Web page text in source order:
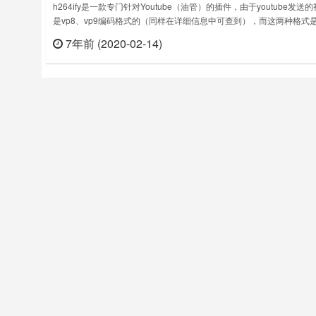
h264ify是一款专门针对Youtube（油管）的插件，由于youtube发送的
是vp8、vp9编码格式的（同样在详细信息中可查到），而这两种格式
决方法，安装这个插件就可以解决。h264ify插件下载版本：1.1.0上次
日期：2019年9月8日……
7年前 (2020-02-14)